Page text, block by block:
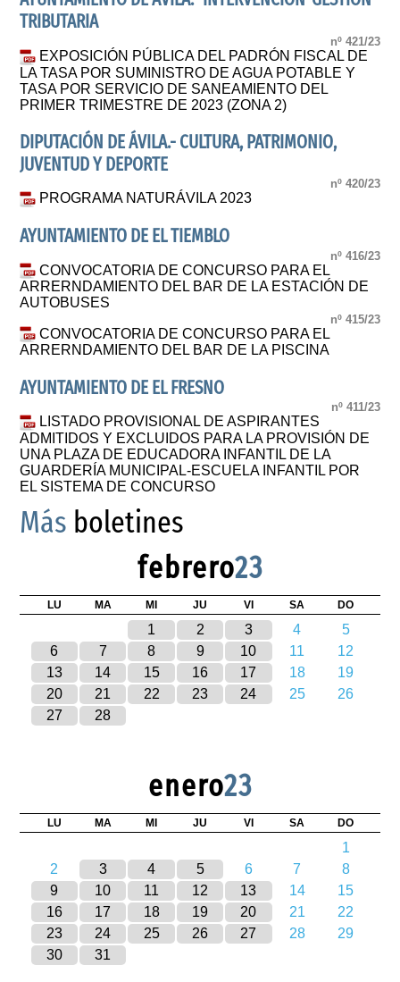
TRIBUTARIA
nº 421/23
EXPOSICIÓN PÚBLICA DEL PADRÓN FISCAL DE
LA TASA POR SUMINISTRO DE AGUA POTABLE Y
TASA POR SERVICIO DE SANEAMIENTO DEL
PRIMER TRIMESTRE DE 2023 (ZONA 2)
DIPUTACIÓN DE ÁVILA.- CULTURA, PATRIMONIO,
JUVENTUD Y DEPORTE
nº 420/23
PROGRAMA NATURÁVILA 2023
AYUNTAMIENTO DE EL TIEMBLO
nº 416/23
CONVOCATORIA DE CONCURSO PARA EL
ARRERNDAMIENTO DEL BAR DE LA ESTACIÓN DE
AUTOBUSES
nº 415/23
CONVOCATORIA DE CONCURSO PARA EL
ARRERNDAMIENTO DEL BAR DE LA PISCINA
AYUNTAMIENTO DE EL FRESNO
nº 411/23
LISTADO PROVISIONAL DE ASPIRANTES
ADMITIDOS Y EXCLUIDOS PARA LA PROVISIÓN DE
UNA PLAZA DE EDUCADORA INFANTIL DE LA
GUARDERÍA MUNICIPAL-ESCUELA INFANTIL POR
EL SISTEMA DE CONCURSO
Más boletines
febrero23
LU MA MI JU VI SA DO
1 2 3 4
5
6
7 8 9 10 11
12
13
14 15 16 17 18
19
20
21 22 23 24 25
26
27
28
enero23
LU MA MI JU VI SA DO
1
2
3 4 5 6 7
8
9
10 11 12 13 14
15
16
17 18 19 20 21
22
23
24 25 26 27 28
29
30
31